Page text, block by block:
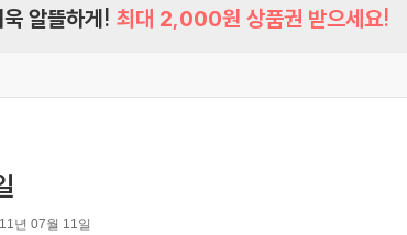
알뜰하게! 최대 2,000원 상품권 받으세요!
년 07월 11일